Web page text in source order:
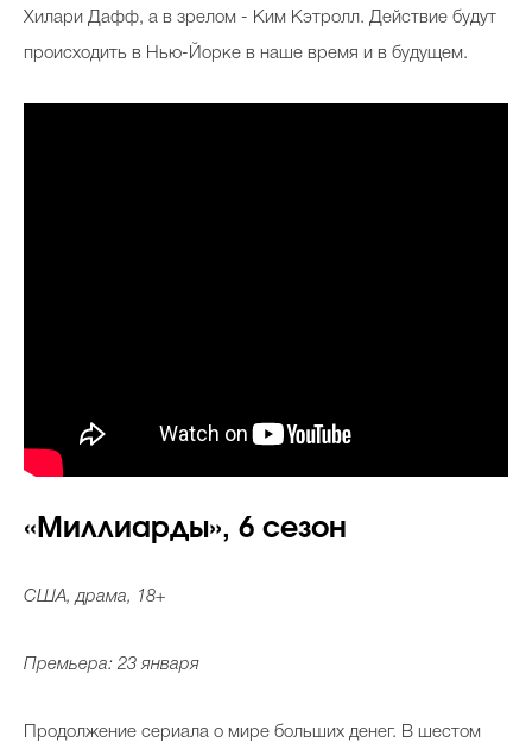
Хилари Дафф, а в зрелом - Ким Кэтролл. Действие будут
происходить в Нью-Йорке в наше время и в будущем.
«Миллиарды», 6 сезон
США, драма, 18+
Премьера: 23 января
Продолжение сериала о мире больших денег. В шестом